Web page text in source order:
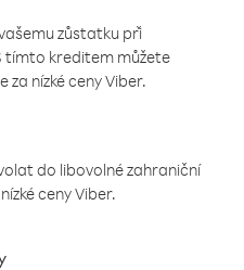
zůstatku při
tímto kreditem můžete
za nízké ceny Viber.
do libovolné zahraniční
ceny Viber.